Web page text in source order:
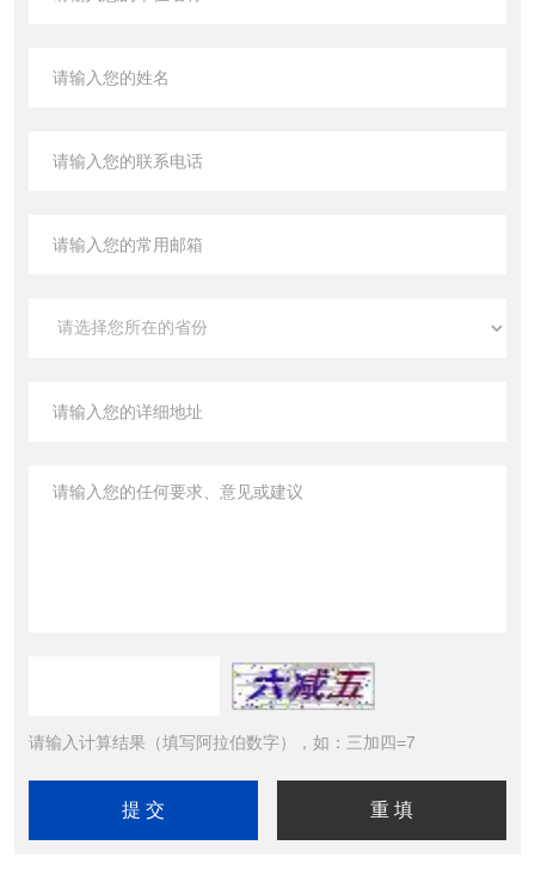
请输入计算结果（填写阿拉伯数字），如：三加四=7